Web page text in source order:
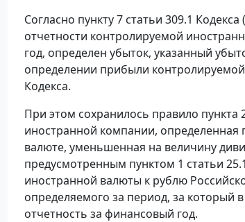
Согласно пункту 7 статьи 309.1
отчетности контролируемой
год, определен убыток, указанный
определении прибыли
Кодекса.
При этом сохранилось правило
иностранной компании,
валюте, уменьшенная на величину
предусмотренным пунктом 1 статьи
иностранной валюты к рублю
определяемого за период, за который
отчетность за финансовый год.